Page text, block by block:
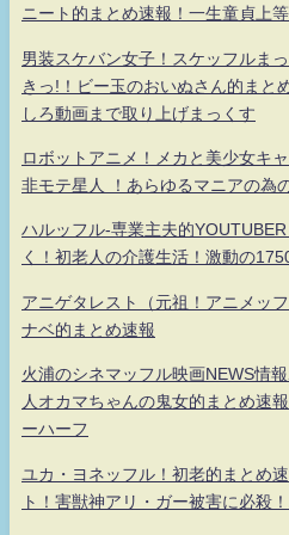
ニート的まとめ速報！一生童貞上等
男装スケバン女子！スケッフルま
きっ!！ビー玉のおいぬさん的ま
しろ動画まで取り上げまっくす
ロボットアニメ！メカと美少女キ
非モテ星人 ！あらゆるマニアの為
ハルッフル-専業主夫的
く！初老人の介護生活！激動の
アニゲタレスト（元祖！アニメッ
ナベ的まとめ速報
火浦のシネマッフル映画NEWS情
人オカマちゃんの鬼女的まとめ速
ーハーフ
ユカ・ヨネッフル！初老的まとめ
ト！害獣神アリ・ガー被害に必殺